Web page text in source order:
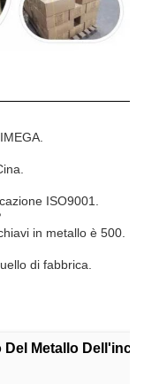
ISO9001.
in metallo è 500.
di fabbrica.
Metallo